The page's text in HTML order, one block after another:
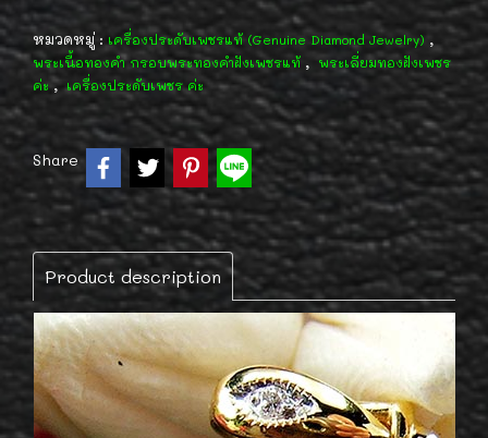
หมวดหมู่ : เครื่องประดับเพชรแท้ (Genuine Diamond Jewelry) ,
พระเนื้อทองคำ กรอบพระทองคำฝังเพชรแท้ , พระเลี่ยมทองฝังเพชร
ค่ะ , เครื่องประดับเพชร ค่ะ
Share
Product description